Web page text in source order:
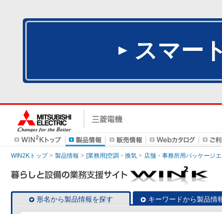
スマー
WIN2Kトップ 製品情報 [業務用]空調・換気 店舗・事務所用パッケージ
形名から製品情報を探す キーワードから製品情